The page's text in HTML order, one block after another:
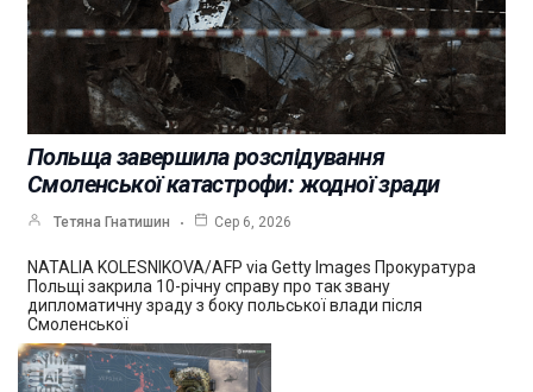
Польща завершила розслідування
Смоленської катастрофи: жодної зради
Тетяна Гнатишин Сер 6, 2026
NATALIA KOLESNIKOVA/AFP via Getty Images Прокуратура
Польщі закрила 10-річну справу про так звану
дипломатичну зраду з боку польської влади після
Смоленської